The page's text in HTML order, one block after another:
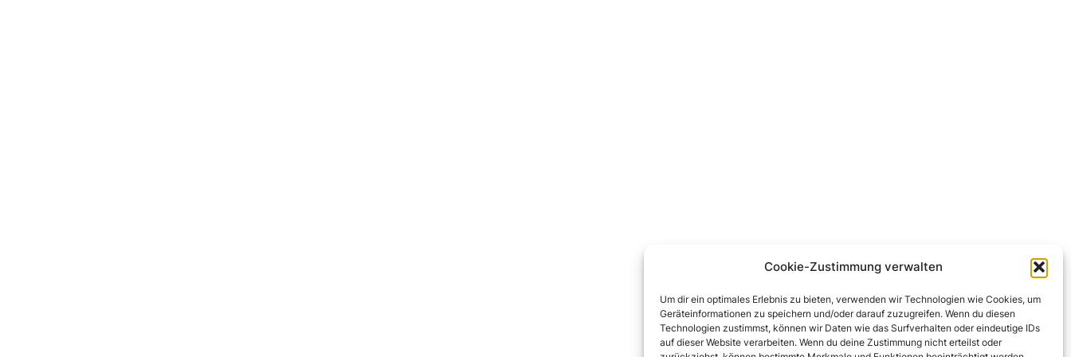
Cookie-Zustimmung verwalten
Um dir ein optimales Erlebnis zu bieten, verwenden wir Technologien wie Cookies, um
Geräteinformationen zu speichern und/oder darauf zuzugreifen. Wenn du diesen
Technologien zustimmst, können wir Daten wie das Surfverhalten oder eindeutige IDs
auf dieser Website verarbeiten. Wenn du deine Zustimmung nicht erteilst oder